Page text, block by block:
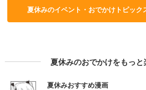
夏休みのイベント・おでかけトピック
夏休みのおでかけをもっと
夏休みおすすめ漫画